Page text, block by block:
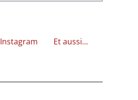
Instagram Et aussi…